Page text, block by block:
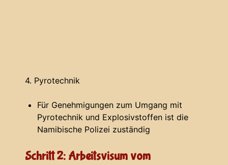
4. Pyrotechnik
Für Genehmigungen zum Umgang mit
Pyrotechnik und Explosivstoffen ist die
Namibische Polizei zuständig
Schritt 2: Arbeitsvisum vom